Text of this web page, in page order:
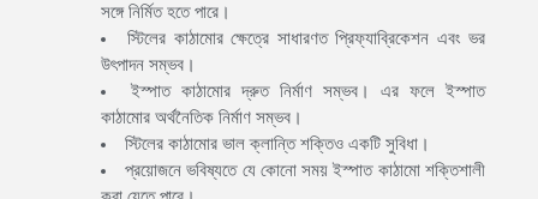
সঙ্গে নির্মিত হতে পারে।
স্টিলের কাঠামোর ক্ষেত্রে সাধারণত প্রিফ্যাব্রিকেশন এবং ভর
উৎপাদন সম্ভব।
ইস্পাত কাঠামোর দ্রুত নির্মাণ সম্ভব। এর ফলে ইস্পাত
কাঠামোর অর্থনৈতিক নির্মাণ সম্ভব।
স্টিলের কাঠামোর ভাল ক্লান্তি শক্তিও একটি সুবিধা।
প্রয়োজনে ভবিষ্যতে যে কোনো সময় ইস্পাত কাঠামো শক্তিশালী